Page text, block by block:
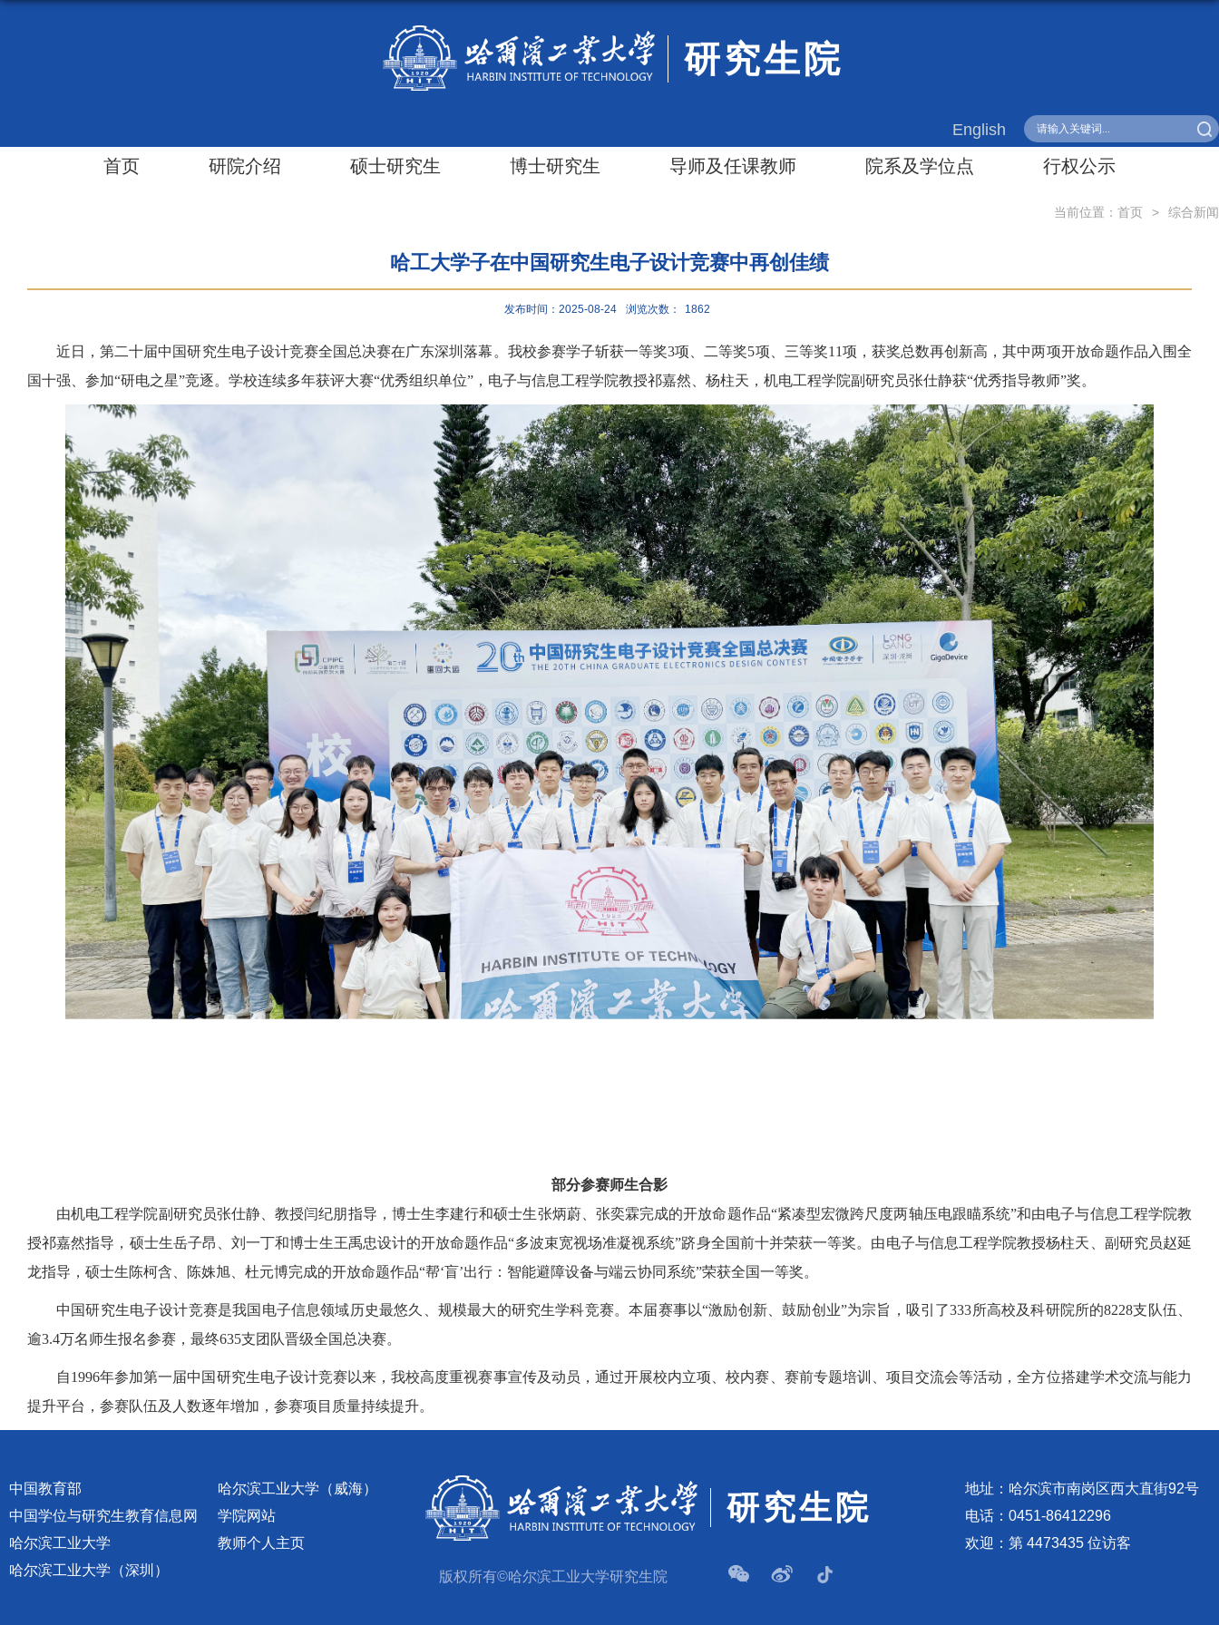
研究生院
English
首页 研院介绍 硕士研究生 博士研究生 导师及任课教师 院系及学位点 行权公示
当前位置： 首页 > 综合新闻
哈工大学子在中国研究生电子设计竞赛中再创佳绩
发布时间：2025-08-24 浏览次数： 1862
近日，第二十届中国研究生电子设计竞赛全国总决赛在广东深圳落幕。我校参赛学子斩获一等奖3项、二等奖5项、三等奖11项，获奖总数再创新高，其中两项开放命题作品入围全
国十强、参加“研电之星”竞逐。学校连续多年获评大赛“优秀组织单位”，电子与信息工程学院教授祁嘉然、杨柱天，机电工程学院副研究员张仕静获“优秀指导教师”奖。
部分参赛师生合影
由机电工程学院副研究员张仕静、教授闫纪朋指导，博士生李建行和硕士生张炳蔚、张奕霖完成的开放命题作品“紧凑型宏微跨尺度两轴压电跟瞄系统”和由电子与信息工程学院教
授祁嘉然指导，硕士生岳子昂、刘一丁和博士生王禹忠设计的开放命题作品“多波束宽视场准凝视系统”跻身全国前十并荣获一等奖。由电子与信息工程学院教授杨柱天、副研究员赵延
龙指导，硕士生陈柯含、陈姝旭、杜元博完成的开放命题作品“帮‘盲’出行：智能避障设备与端云协同系统”荣获全国一等奖。
中国研究生电子设计竞赛是我国电子信息领域历史最悠久、规模最大的研究生学科竞赛。本届赛事以“激励创新、鼓励创业”为宗旨，吸引了333所高校及科研院所的8228支队伍、
逾3.4万名师生报名参赛，最终635支团队晋级全国总决赛。
自1996年参加第一届中国研究生电子设计竞赛以来，我校高度重视赛事宣传及动员，通过开展校内立项、校内赛、赛前专题培训、项目交流会等活动，全方位搭建学术交流与能力
提升平台，参赛队伍及人数逐年增加，参赛项目质量持续提升。
中国教育部
哈尔滨工业大学（威海）
中国学位与研究生教育信息网
学院网站
哈尔滨工业大学
教师个人主页
哈尔滨工业大学（深圳）
研究生院
版权所有©哈尔滨工业大学研究生院
地址：哈尔滨市南岗区西大直街92号
电话：0451-86412296
欢迎：第 4473435 位访客